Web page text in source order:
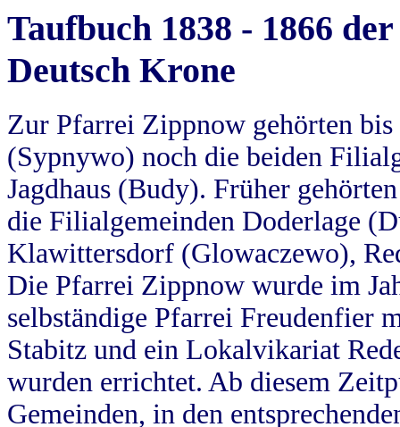
Taufbuch 1838 - 1866
Deutsch Krone
Zur Pfarrei Zippnow gehörten
(Sypnywo) noch die beiden
Jagdhaus (Budy). Früher
die Filialgemeinden Doderlage
Klawittersdorf (Glowaczewo),
Die Pfarrei Zippnow wurde im
selbständige Pfarrei Freudenfier
Stabitz und ein Lokalvikariat
wurden errichtet. Ab diesem
Gemeinden, in den